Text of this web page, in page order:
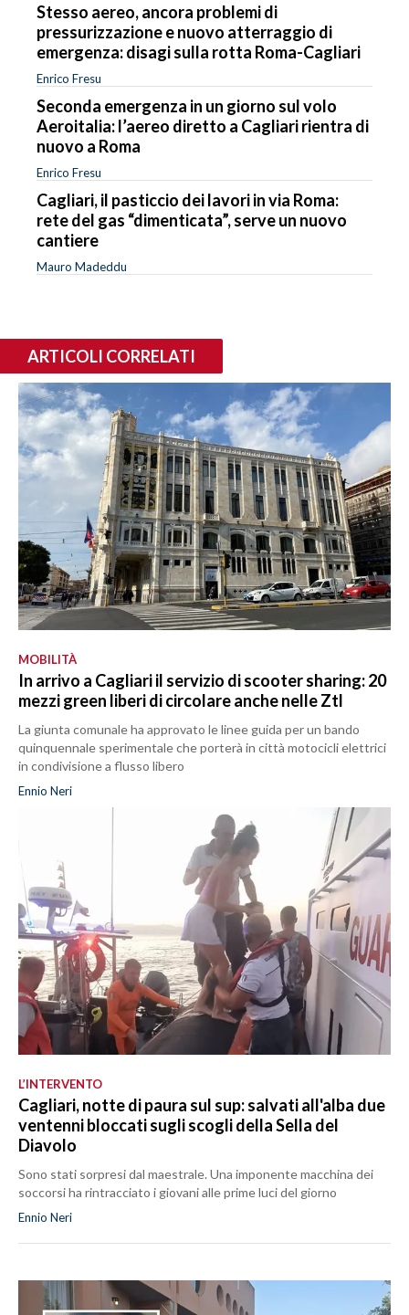
Stesso aereo, ancora problemi di
pressurizzazione e nuovo atterraggio di
emergenza: disagi sulla rotta Roma-Cagliari
Enrico Fresu
Seconda emergenza in un giorno sul volo
Aeroitalia: l’aereo diretto a Cagliari rientra di
nuovo a Roma
Enrico Fresu
Cagliari, il pasticcio dei lavori in via Roma:
rete del gas “dimenticata”, serve un nuovo
cantiere
Mauro Madeddu
ARTICOLI CORRELATI
MOBILITÀ
In arrivo a Cagliari il servizio di scooter sharing: 20
mezzi green liberi di circolare anche nelle Ztl
La giunta comunale ha approvato le linee guida per un bando
quinquennale sperimentale che porterà in città motocicli elettrici
in condivisione a flusso libero
Ennio Neri
L’INTERVENTO
Cagliari, notte di paura sul sup: salvati all'alba due
ventenni bloccati sugli scogli della Sella del
Diavolo
Sono stati sorpresi dal maestrale. Una imponente macchina dei
soccorsi ha rintracciato i giovani alle prime luci del giorno
Ennio Neri